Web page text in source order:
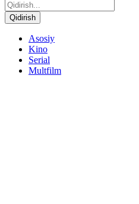
Qidirish
Asosiy
Kino
Serial
Multfilm